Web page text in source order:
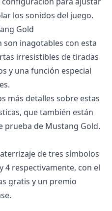
los sonidos del juego.
Gold
son inagotables con esta
irresistibles de tiradas
y una función especial
más detalles sobre estas
que también están
prueba de Mustang Gold.
de tres símbolos
4 respectivamente, con el
gratis y un premio